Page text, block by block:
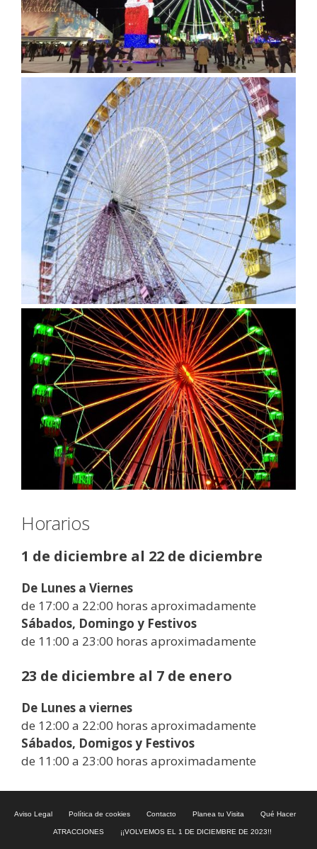
Horarios
1 de diciembre al 22 de diciembre
De Lunes a Viernes
de 17:00 a 22:00 horas aproximadamente
Sábados, Domingo y Festivos
de 11:00 a 23:00 horas aproximadamente
23 de diciembre al 7 de enero
De Lunes a viernes
de 12:00 a 22:00 horas aproximadamente
Sábados, Domigos y Festivos
de 11:00 a 23:00 horas aproximadamente
Aviso Legal Política de cookies Contacto Planea tu Visita Qué Hacer
ATRACCIONES ¡¡VOLVEMOS EL 1 DE DICIEMBRE DE 2023!!